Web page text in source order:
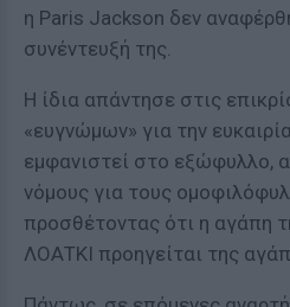
η Paris Jackson δεν
συνέντευξή της.
Η ίδια απάντησε στις
«ευγνώμων» για την
εμφανιστεί στο εξώφυλλο,
νόμους για τους
προσθέτοντας ότι η αγάπη
ΛΟΑΤΚΙ προηγείται της